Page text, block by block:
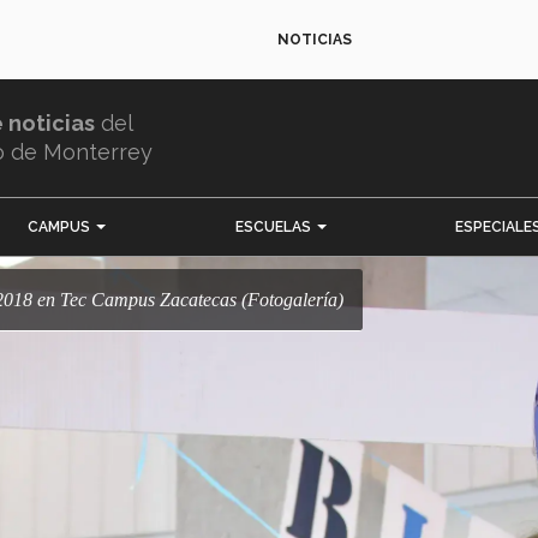
NOTICIAS
noticias del
de Monterrey
CAMPUS ESCUELAS
en Tec Campus Zacatecas (Fotogalería)